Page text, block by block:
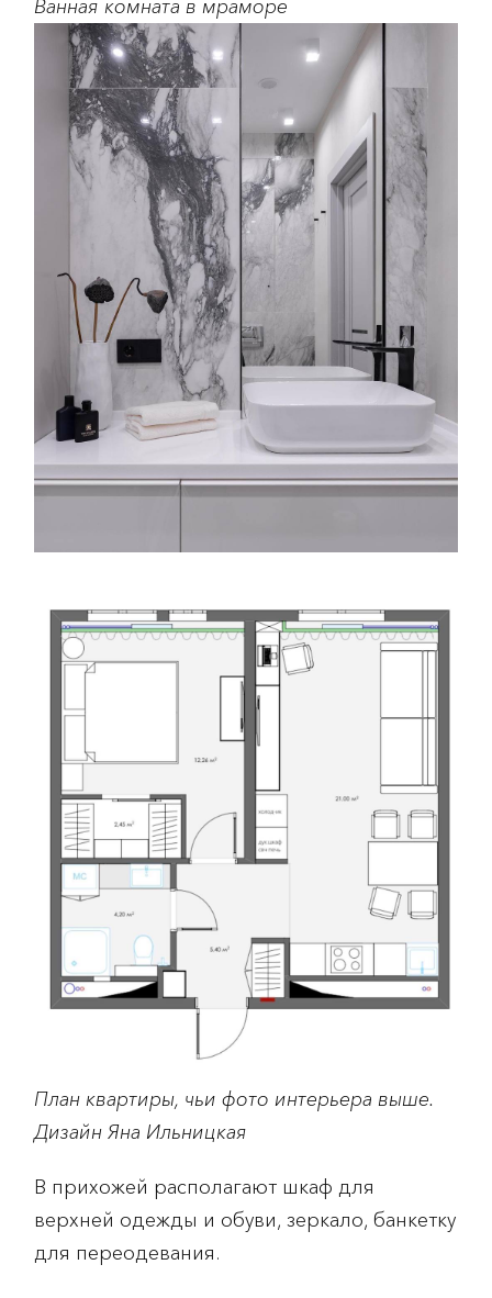
Ванная комната в мраморе
План квартиры, чьи фото интерьера выше.
Дизайн Яна Ильницкая
В прихожей располагают шкаф для
верхней одежды и обуви, зеркало, банкетку
для переодевания.